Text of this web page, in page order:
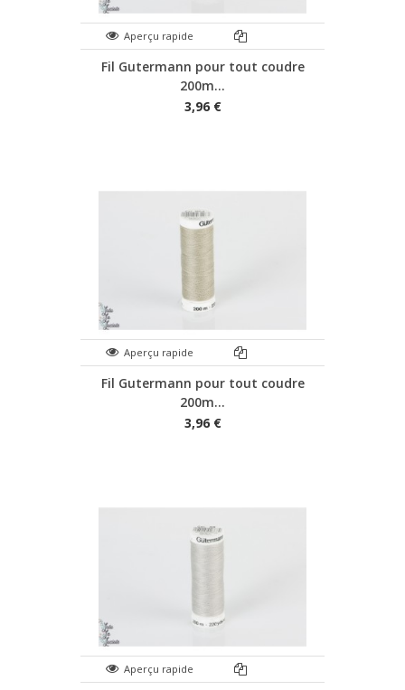
Aperçu rapide
Fil Gutermann pour tout coudre
200m...
3,96 €
Aperçu rapide
Fil Gutermann pour tout coudre
200m...
3,96 €
Aperçu rapide